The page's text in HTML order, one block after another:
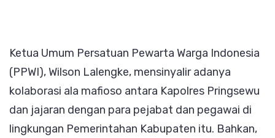
Ketua Umum Persatuan Pewarta Warga Indonesia
(PPWI), Wilson Lalengke, mensinyalir adanya
kolaborasi ala mafioso antara Kapolres Pringsewu
dan jajaran dengan para pejabat dan pegawai di
lingkungan Pemerintahan Kabupaten itu. Bahkan,